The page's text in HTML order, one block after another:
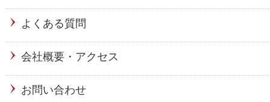
よくある質問
会社概要・アクセス
お問い合わせ